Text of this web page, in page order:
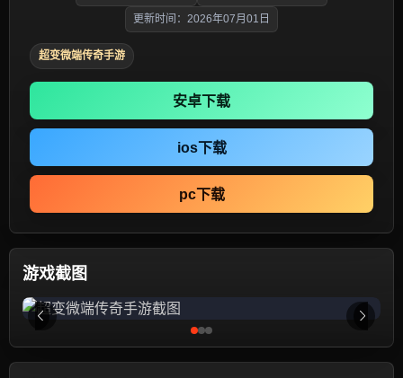
更新时间：2026年07月01日
超变微端传奇手游
安卓下载
ios下载
pc下载
游戏截图